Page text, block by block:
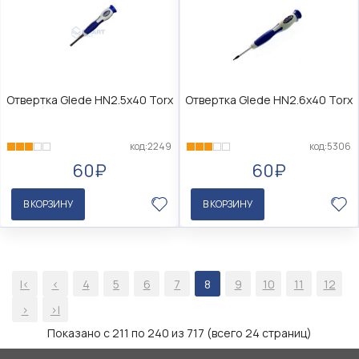
Отвертка Glede HN2.5x40 Torx
код:2249
60₽
В КОРЗИНУ
Отвертка Glede HN2.6x40 Torx
код:5306
60₽
В КОРЗИНУ
|< < 4 5 6 7 8 9 10 11
12
>
>|
Показано с 211 по 240 из 717 (всего 24 страниц)